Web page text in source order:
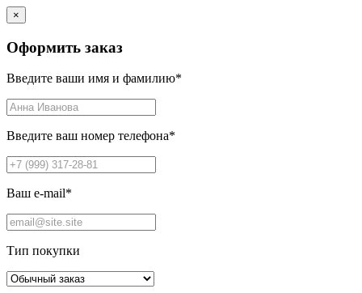
×
Оформить заказ
Введите ваши имя и фамилию*
Введите ваш номер телефона*
Ваш e-mail*
Тип покупки